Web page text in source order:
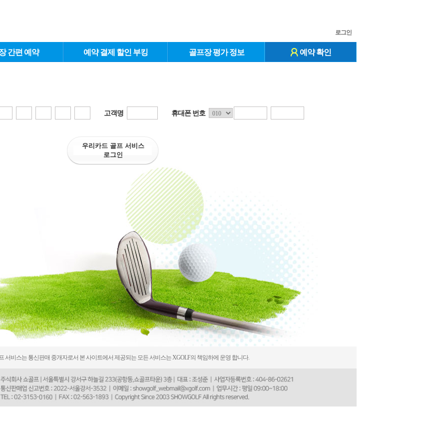
간편 예약 예약 결제 할인 부킹 골프장 평가 정보 예약 확인
로그인
고객명 휴대폰 번호
우리카드 골프 서비스
로그인
서비스는 통신판매 중개자로서 본 사이트에서 제공되는 모든 서비스는 XGOLF의 책임하에 운영 합니다.